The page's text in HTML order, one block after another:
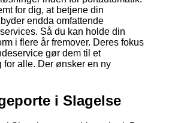
for dig, at betjene din
endda omfattende
Så du kan holde din
i flere år fremover. Deres fokus
gør dem til et
for alle. Der ønsker en ny
i Slagelse